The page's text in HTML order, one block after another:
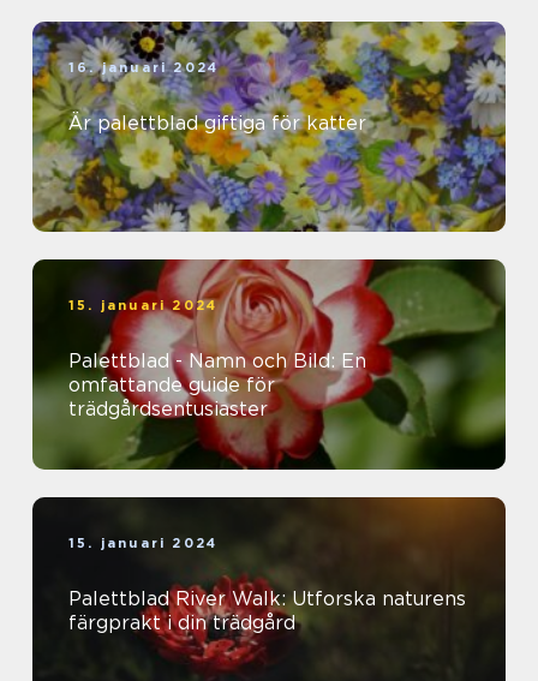
16. januari 2024
Är palettblad giftiga för katter
15. januari 2024
Palettblad - Namn och Bild: En
omfattande guide för
trädgårdsentusiaster
15. januari 2024
Palettblad River Walk: Utforska naturens
färgprakt i din trädgård